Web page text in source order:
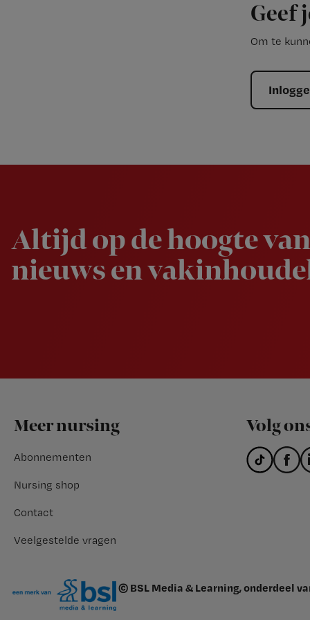
Geef
Om te
Altijd op de hoogte
nieuws en
Footer
Meer nursing
Abonnementen
Nursing shop
Contact
Veelgestelde vragen
Volg
© BSL Media & Learning, onderdeel